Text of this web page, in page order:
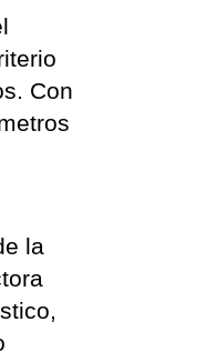
Con
la